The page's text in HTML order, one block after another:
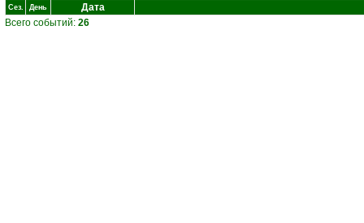
Сез. День
Дата
Всего событий: 26